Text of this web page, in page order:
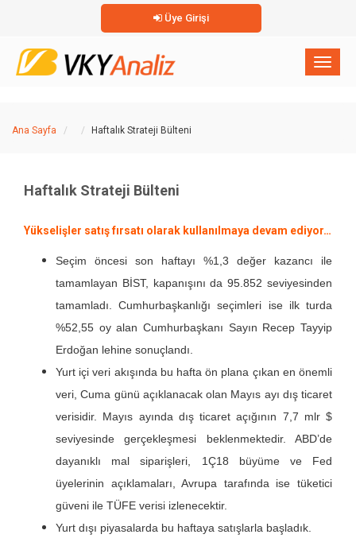
Üye Girişi
×
Ana Sayfa Haftalık Strateji Bülteni
Haftalık Strateji Bülteni
Yükselişler satış fırsatı olarak kullanılmaya devam ediyor…
Seçim öncesi son haftayı %1,3 değer kazancı ile
tamamlayan BİST, kapanışını da 95.852 seviyesinden
tamamladı. Cumhurbaşkanlığı seçimleri ise ilk turda
%52,55 oy alan Cumhurbaşkanı Sayın Recep Tayyip
Erdoğan lehine sonuçlandı.
Yurt içi veri akışında bu hafta ön plana çıkan en önemli
veri, Cuma günü açıklanacak olan Mayıs ayı dış ticaret
verisidir. Mayıs ayında dış ticaret açığının 7,7 mlr $
seviyesinde gerçekleşmesi beklenmektedir. ABD’de
dayanıklı mal siparişleri, 1Ç18 büyüme ve Fed
üyelerinin açıklamaları, Avrupa tarafında ise tüketici
güveni ile TÜFE verisi izlenecektir.
Yurt dışı piyasalarda bu haftaya satışlarla başladık.